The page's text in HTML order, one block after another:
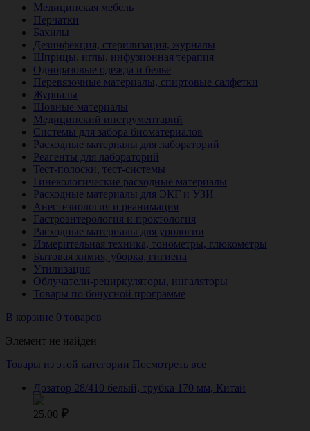
Медицинская мебель
Перчатки
Бахилы
Дезинфекция, стерилизация, журналы
Шприцы, иглы, инфузионная терапия
Одноразовые одежда и белье
Перевязочные материалы, спиртовые салфетки
Журналы
Шовные материалы
Медицинский инструментарий
Системы для забора биоматериалов
Расходные материалы для лабораторий
Реагенты для лабораторий
Тест-полоски, тест-системы
Гинекологические расходные материалы
Расходные материалы для ЭКГ и УЗИ
Анестезиология и реанимация
Гастроэнтерология и проктология
Расходные материалы для урологии
Измерительная техника, тонометры, глюкометры
Бытовая химия, уборка, гигиена
Утилизация
Облучатели-рециркуляторы, ингаляторы
Товары по бонусной программе
В корзине 0 товаров
Элемент не найден
Товары из этой категории Посмотреть все
Дозатор 28/410 белый, трубка 170 мм, Китай
25.00